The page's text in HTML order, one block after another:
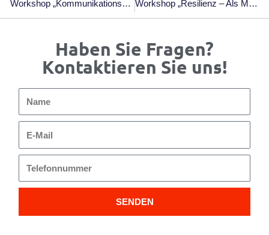
Workshop „Kommunikationspsychologie & Führung“; 15. & 16.09.25, Thomas-Morus-Akademie Bensberg Workshop „Resilienz – Als Mensch In Der Modernen Arbeitswelt Widerstandsfähig Bleiben“, 11. & 12.11.25, Thomas-Morus-Akademie Bensberg
Haben Sie Fragen?
Kontaktieren Sie uns!
Mail
SENDEN